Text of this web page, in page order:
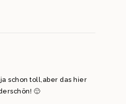
schon toll,aber das hier
🙂